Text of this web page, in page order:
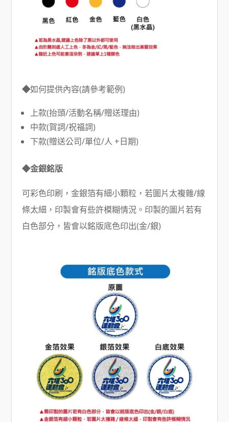
◆如何提供內容(請參考範例)
上款(抬頭/活動名稱/贈送理由)
中款(賀詞/祝福詞)
下款(贈送公司/單位/人 +日期)
◆金銀銘版
可彩色印刷，金銀箔有細小顆粒，若圖片太複雜/線
條太細，印製會有些許模糊情況。印製的圖片若有
白色部分，皆會以銘版底色印出(金/銀)